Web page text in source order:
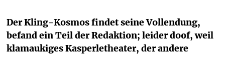
Der Kling-Kosmos findet seine Vollendung,
befand ein Teil der Redaktion; leider doof, weil
klamaukiges Kasperletheater, der andere